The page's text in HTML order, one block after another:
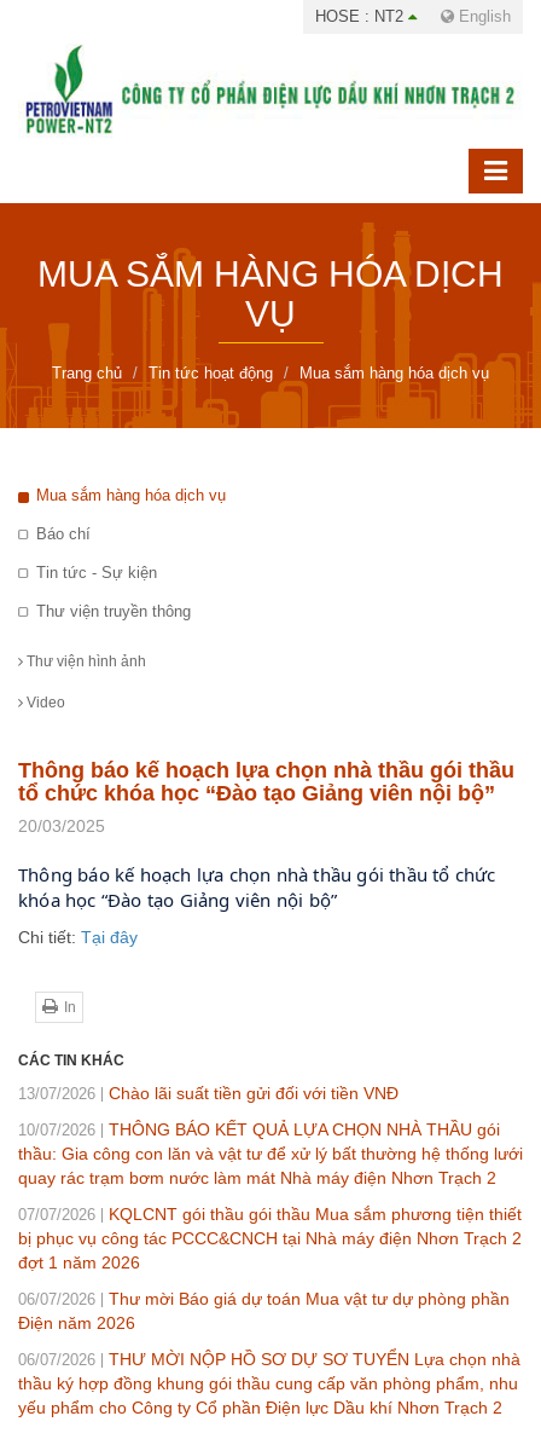
HOSE : NT2 English
MUA SẮM HÀNG HÓA DỊCH
VỤ
Trang chủ Tin tức hoạt động Mua sắm hàng hóa dịch vụ
Mua sắm hàng hóa dịch vụ
Báo chí
Tin tức - Sự kiện
Thư viện truyền thông
Thư viện hình ảnh
Video
Thông báo kế hoạch lựa chọn nhà thầu gói thầu
tổ chức khóa học “Đào tạo Giảng viên nội bộ”
20/03/2025
Thông báo kế hoạch lựa chọn nhà thầu gói thầu tổ chức
khóa học “Đào tạo Giảng viên nội bộ”
Chi tiết: Tại đây
In
CÁC TIN KHÁC
13/07/2026 Chào lãi suất tiền gửi đối với tiền VNĐ
10/07/2026
THÔNG BÁO KẾT QUẢ LỰA CHỌN NHÀ THẦU gói
thầu: Gia công con lăn và vật tư để xử lý bất thường hệ thống lưới
quay rác trạm bơm nước làm mát Nhà máy điện Nhơn Trạch 2
07/07/2026
KQLCNT gói thầu gói thầu Mua sắm phương tiện thiết
bị phục vụ công tác PCCC&CNCH tại Nhà máy điện Nhơn Trạch 2
đợt 1 năm 2026
06/07/2026
Thư mời Báo giá dự toán Mua vật tư dự phòng phần
Điện năm 2026
06/07/2026
THƯ MỜI NỘP HỒ SƠ DỰ SƠ TUYỂN Lựa chọn nhà
thầu ký hợp đồng khung gói thầu cung cấp văn phòng phẩm, nhu
yếu phẩm cho Công ty Cổ phần Điện lực Dầu khí Nhơn Trạch 2